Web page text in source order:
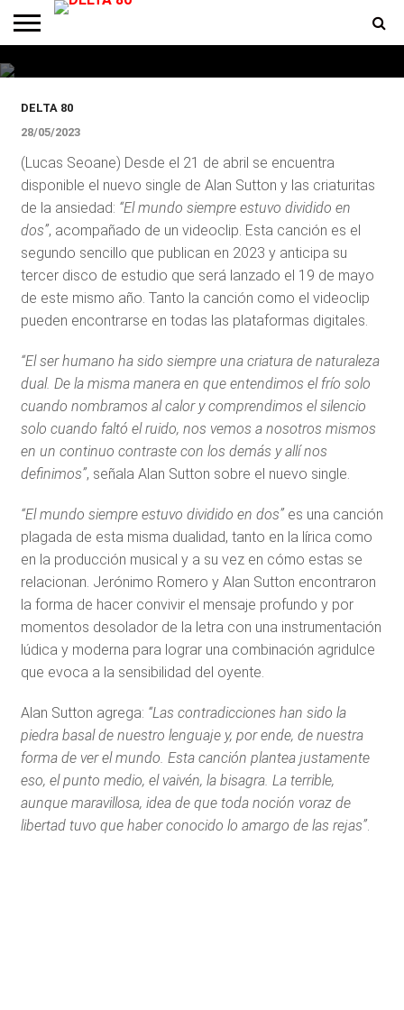
PREMIOS
PRODUCCIONES
PROGRAMACION
CONTACTO
HOMEPAGE
la ansiedad presenta “El mundo
siempre estuvo dividido en dos”
DELTA 80
28/05/2023
(Lucas Seoane) Desde el 21 de abril se encuentra
disponible el nuevo single de Alan Sutton y las criaturitas
de la ansiedad: “El mundo siempre estuvo dividido en
dos”, acompañado de un videoclip. Esta canción es el
segundo sencillo que publican en 2023 y anticipa su
tercer disco de estudio que será lanzado el 19 de mayo
de este mismo año. Tanto la canción como el videoclip
pueden encontrarse en todas las plataformas digitales.
“El ser humano ha sido siempre una criatura de naturaleza
dual. De la misma manera en que entendimos el frío solo
cuando nombramos al calor y comprendimos el silencio
solo cuando faltó el ruido, nos vemos a nosotros mismos
en un continuo contraste con los demás y allí nos
definimos”, señala Alan Sutton sobre el nuevo single.
“El mundo siempre estuvo dividido en dos”es una canción
plagada de esta misma dualidad, tanto en la lírica como
en la producción musical y a su vez en cómo estas se
relacionan. Jerónimo Romero y Alan Sutton encontraron
la forma de hacer convivir el mensaje profundo y por
momentos desolador de la letra con una instrumentación
lúdica y moderna para lograr una combinación agridulce
que evoca a la sensibilidad del oyente.
Alan Sutton agrega: “Las contradicciones han sido la
piedra basal de nuestro lenguaje y, por ende, de nuestra
forma de ver el mundo. Esta canción plantea justamente
eso, el punto medio, el vaivén, la bisagra. La terrible,
aunque maravillosa, idea de que toda noción voraz de
libertad tuvo que haber conocido lo amargo de las rejas”.